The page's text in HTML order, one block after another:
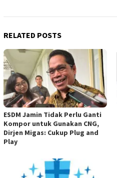
RELATED POSTS
ESDM Jamin Tidak Perlu Ganti
Kompor untuk Gunakan CNG,
Dirjen Migas: Cukup Plug and
Play